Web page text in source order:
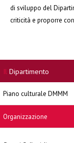
di sviluppo del
criticità e proporre
Il Dipartimento
Piano culturale DMMM
Organizzazione